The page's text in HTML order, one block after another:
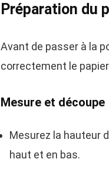
Préparation du
Avant de passer à la
correctement le
Mesure et découpe
Mesurez la hauteur
haut et en bas.